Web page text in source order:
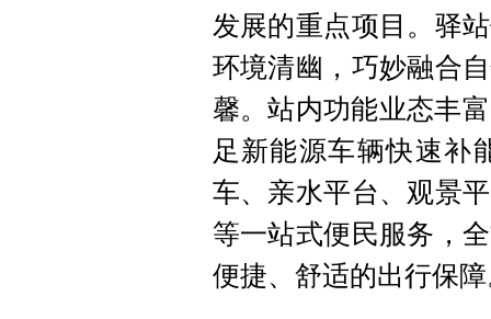
发展的重点项目。驿
环境清幽，巧妙融合
馨。站内功能业态丰
足新能源车辆快速补
车、亲水平台、观景
等一站式便民服务，
便捷、舒适的出行保